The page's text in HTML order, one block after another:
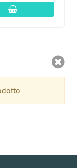
aggiungi al